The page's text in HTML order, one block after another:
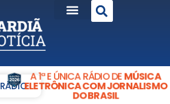
RÁDIO
A 1ª E ÚNICA RÁDIO DEMÚSICA
ELETRÔNICA COM JORNALISMO
DO BRASIL